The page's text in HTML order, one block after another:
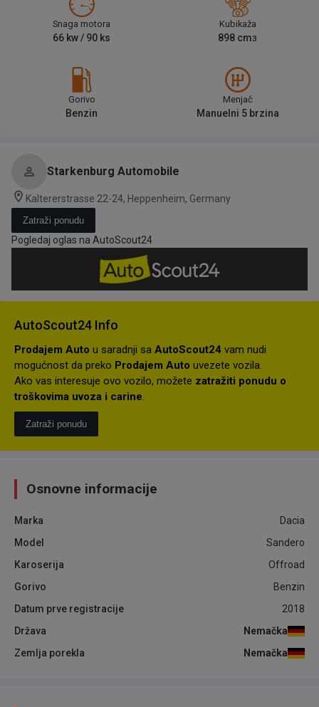
Snaga motora
66 kw / 90 ks
Kubikaža
898 cm3
Gorivo
Benzin
Menjač
Manuelni 5 brzina
Starkenburg Automobile
Kaltererstrasse 22-24, Heppenheim, Germany
Zatraži ponudu
Pogledaj oglas na AutoScout24
AutoScout24 Info
Prodajem Auto u saradnji sa AutoScout24 vam nudi
mogućnost da preko Prodajem Auto uvezete vozila.
Ako vas interesuje ovo vozilo, možete zatražiti ponudu o
troškovima uvoza i carine.
Zatraži ponudu
Osnovne informacije
Marka
Dacia
Model
Sandero
Karoserija
Offroad
Gorivo
Benzin
Datum prve registracije
2018
Država
Nemačka
Zemlja porekla
Nemačka